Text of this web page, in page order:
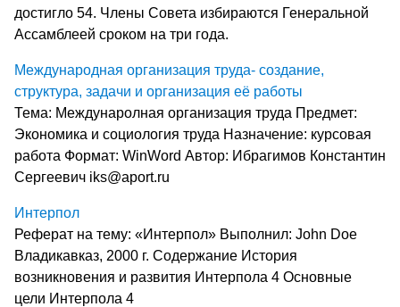
достигло 54. Члены Совета избираются Генеральной
Ассамблеей сроком на три года.
Международная организация труда- создание,
структура, задачи и организация её работы
Тема: Междунаролная организация труда Предмет:
Экономика и социология труда Назначение: курсовая
работа Формат: WinWord Автор: Ибрагимов Константин
Сергеевич iks@aport.ru
Интерпол
Реферат на тему: «Интерпол» Выполнил: John Doe
Владикавказ, 2000 г. Содержание История
возникновения и развития Интерпола 4 Основные
цели Интерпола 4